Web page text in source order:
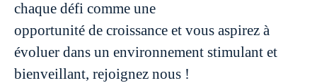
chaque défi comme une
opportunité de croissance et vous aspirez à
évoluer dans un environnement stimulant et
bienveillant, rejoignez nous !